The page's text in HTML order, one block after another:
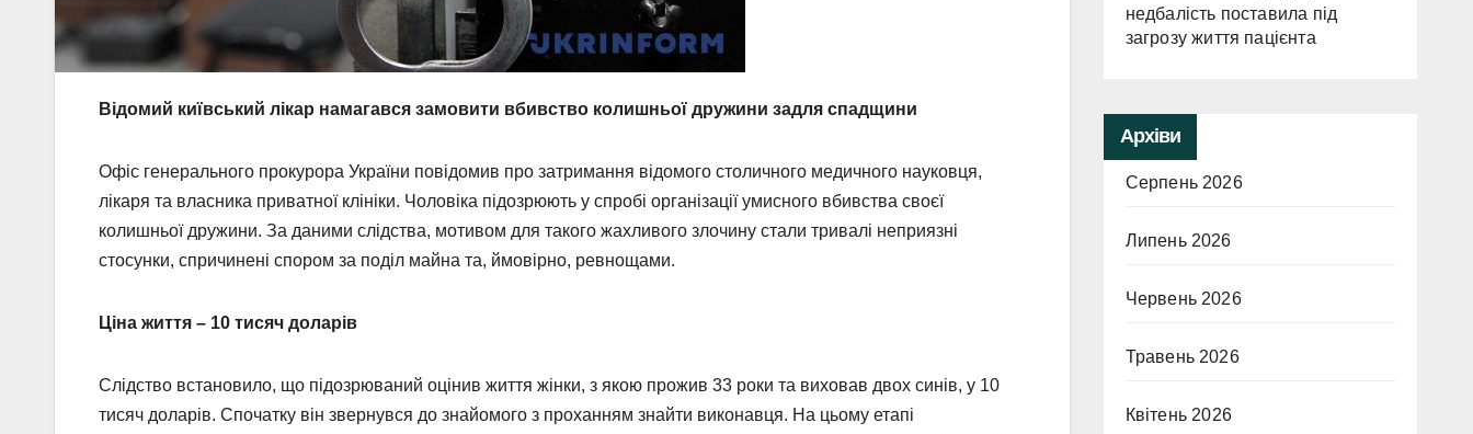
Відомий київський лікар намагався замовити вбивство колишньої дружини задля спадщини
Офіс генерального прокурора України повідомив про затримання відомого столичного медичного науковця,
лікаря та власника приватної клініки. Чоловіка підозрюють у спробі організації умисного вбивства своєї
колишньої дружини. За даними слідства, мотивом для такого жахливого злочину стали тривалі неприязні
стосунки, спричинені спором за поділ майна та, ймовірно, ревнощами.
Ціна життя – 10 тисяч доларів
Слідство встановило, що підозрюваний оцінив життя жінки, з якою прожив 33 роки та виховав двох синів, у 10
тисяч доларів. Спочатку він звернувся до знайомого з проханням знайти виконавця. На цьому етапі
недбалість поставила під
загрозу життя пацієнта
Архіви
Серпень 2026
Липень 2026
Червень 2026
Травень 2026
Квітень 2026